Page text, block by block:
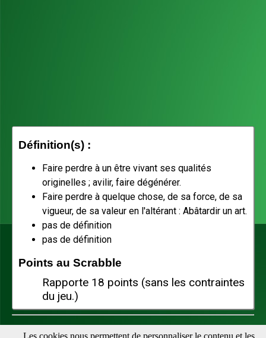
Définition(s) :
Faire perdre à un être vivant ses qualités
originelles ; avilir, faire dégénérer.
Faire perdre à quelque chose, de sa force, de sa
vigueur, de sa valeur en l'altérant : Abâtardir un art.
pas de définition
pas de définition
Points au Scrabble
Rapporte 18 points (sans les contraintes
du jeu.)
Téléchargez notre appli pour vérifier vos mots facilement :
Les cookies nous permettent de personnaliser le contenu et les